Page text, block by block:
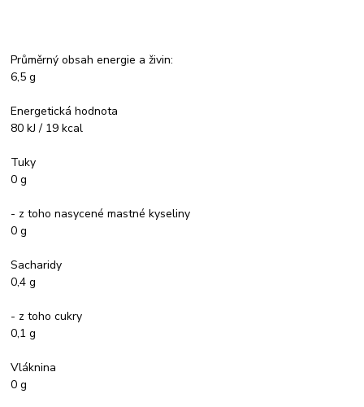
Průměrný obsah energie a živin:
6,5 g
Energetická hodnota
80 kJ / 19 kcal
Tuky
0 g
- z toho nasycené mastné kyseliny
0 g
Sacharidy
0,4 g
- z toho cukry
0,1 g
Vláknina
0 g